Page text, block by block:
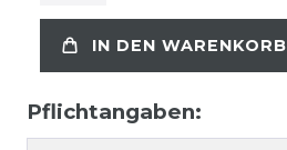
IN DEN WARENKORB
Pflichtangaben: